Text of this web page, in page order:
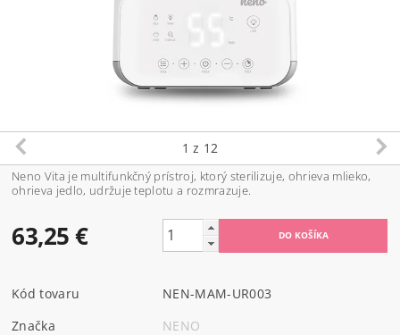
1 z 12
Neno Vita je multifunkčný prístroj, ktorý sterilizuje, ohrieva mlieko,
ohrieva jedlo, udržuje teplotu a rozmrazuje.
63,25 €
Kód tovaru
NEN-MAM-UR003
Značka
NENO